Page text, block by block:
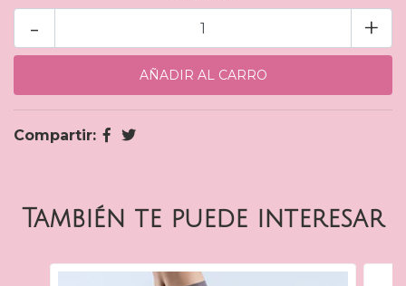
+
-
Compartir:
También te puede interesar